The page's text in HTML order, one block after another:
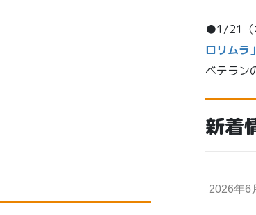
●1/21（
ロリムラ」
ベテラン
新着
2026年6